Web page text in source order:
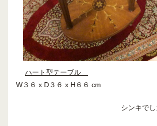
ハート型テーブル
W３６ x D３６ x H６６ cm
シンキでした